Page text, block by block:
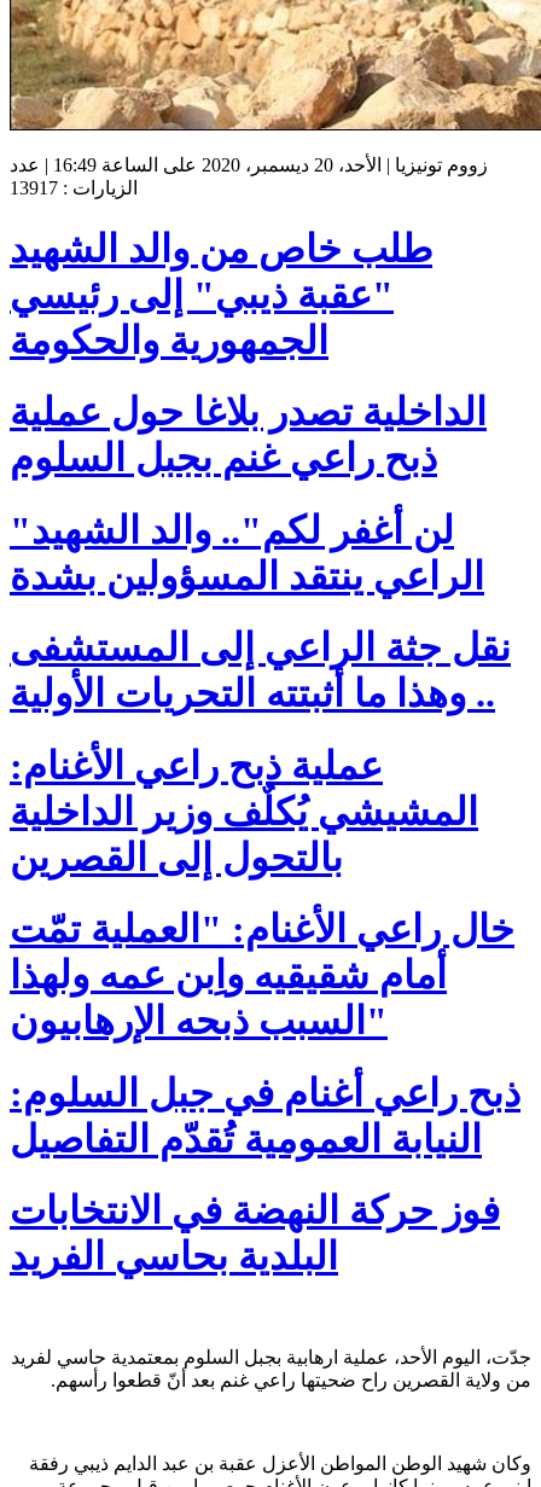
زووم تونيزيا | الأحد، 20 ديسمبر، 2020 على الساعة 16:49 | عدد
الزيارات : 13917
طلب خاص من والد الشهيد
"عقبة ذيبي" إلى رئيسي
الجمهورية والحكومة
الداخلية تصدر بلاغا حول عملية
ذبح راعي غنم بجبل السلوم
"لن أغفر لكم".. والد الشهيد
الراعي ينتقد المسؤولين بشدة
نقل جثة الراعي إلى المستشفى
.. وهذا ما أثبتته التحريات الأولية
عملية ذبح راعي الأغنام:
المشيشي يُكلٌف وزير الداخلية
بالتحول إلى القصرين
خال راعي الأغنام: "العملية تمّت
أمام شقيقيه واِبن عمه ولهذا
السبب ذبحه الإرهابيون"
ذبح راعي أغنام في جبل السلوم:
النيابة العمومية تُقدّم التفاصيل
فوز حركة النهضة في الانتخابات
البلدية بحاسي الفريد
جدّت، اليوم الأحد، عملية ارهابية بجبل السلوم بمعتمدية حاسي لفريد
من ولاية القصرين راح ضحيتها راعي غنم بعد أنّ قطعوا رأسهم.
وكان شهيد الوطن المواطن الأعزل عقبة بن عبد الدايم ذيبي رفقة